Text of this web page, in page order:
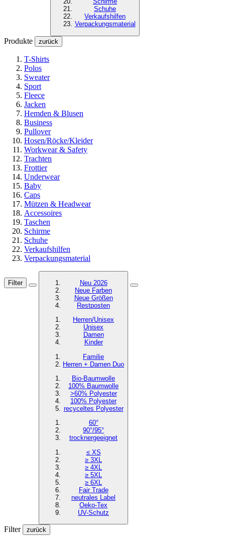
Schuhe
Verkaufshilfen
Verpackungsmaterial
Produkte zurück
T-Shirts
Polos
Sweater
Sport
Fleece
Jacken
Hemden & Blusen
Business
Pullover
Hosen/Röcke/Kleider
Workwear & Safety
Trachten
Frottier
Underwear
Baby
Caps
Mützen & Headwear
Accessoires
Taschen
Schirme
Schuhe
Verkaufshilfen
Verpackungsmaterial
Filter
Neu 2026
Neue Farben
Neue Größen
Restposten
Herren/Unisex
Unisex
Damen
Kinder
Familie
Herren + Damen Duo
Bio-Baumwolle
100% Baumwolle
>60% Polyester
100% Polyester
recyceltes Polyester
60°
90°/95°
trocknergeeignet
≤ XS
≥ 3XL
≥ 4XL
≥ 5XL
≥ 6XL
Fair Trade
neutrales Label
Oeko-Tex
UV-Schutz
Filter zurück